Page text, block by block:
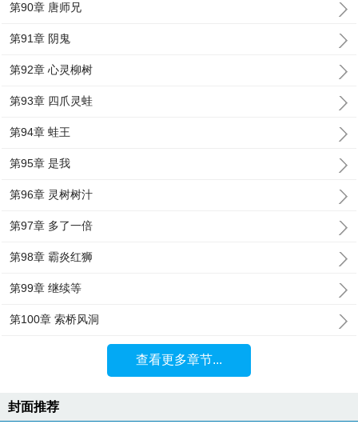
第90章 唐师兄
第91章 阴鬼
第92章 心灵柳树
第93章 四爪灵蛙
第94章 蛙王
第95章 是我
第96章 灵树树汁
第97章 多了一倍
第98章 霸炎红狮
第99章 继续等
第100章 索桥风洞
查看更多章节...
封面推荐